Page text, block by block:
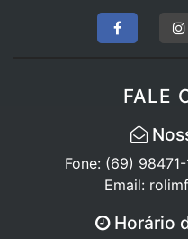
FALE
Fone: (69)
Email:
Horário